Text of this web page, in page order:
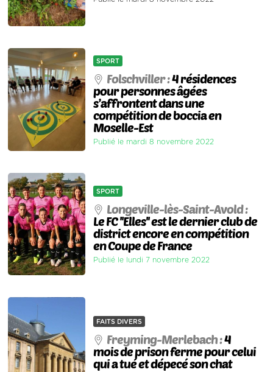
SPORT
Folschviller :4 résidences
pour personnes âgées
s’affrontent dans une
compétition de boccia en
Moselle-Est
Publié le mardi 8 novembre 2022
SPORT
Longeville-lès-Saint-Avold :
Le FC ''Elles'' est le dernier club de
district encore en compétition
en Coupe de France
Publié le lundi 7 novembre 2022
FAITS DIVERS
Freyming-Merlebach :4
mois de prison ferme pour celui
qui a tué et dépecé son chat